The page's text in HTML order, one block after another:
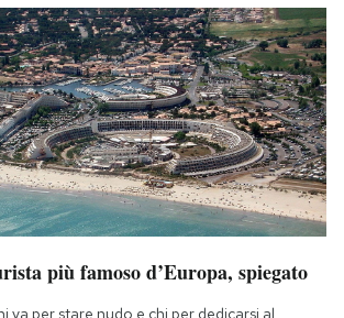
più famoso d’Europa, spiegato
va per stare nudo e chi per dedicarsi al